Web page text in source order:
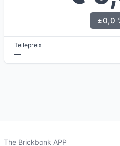
±0,0
Teilepreis
—
The Brickbank APP